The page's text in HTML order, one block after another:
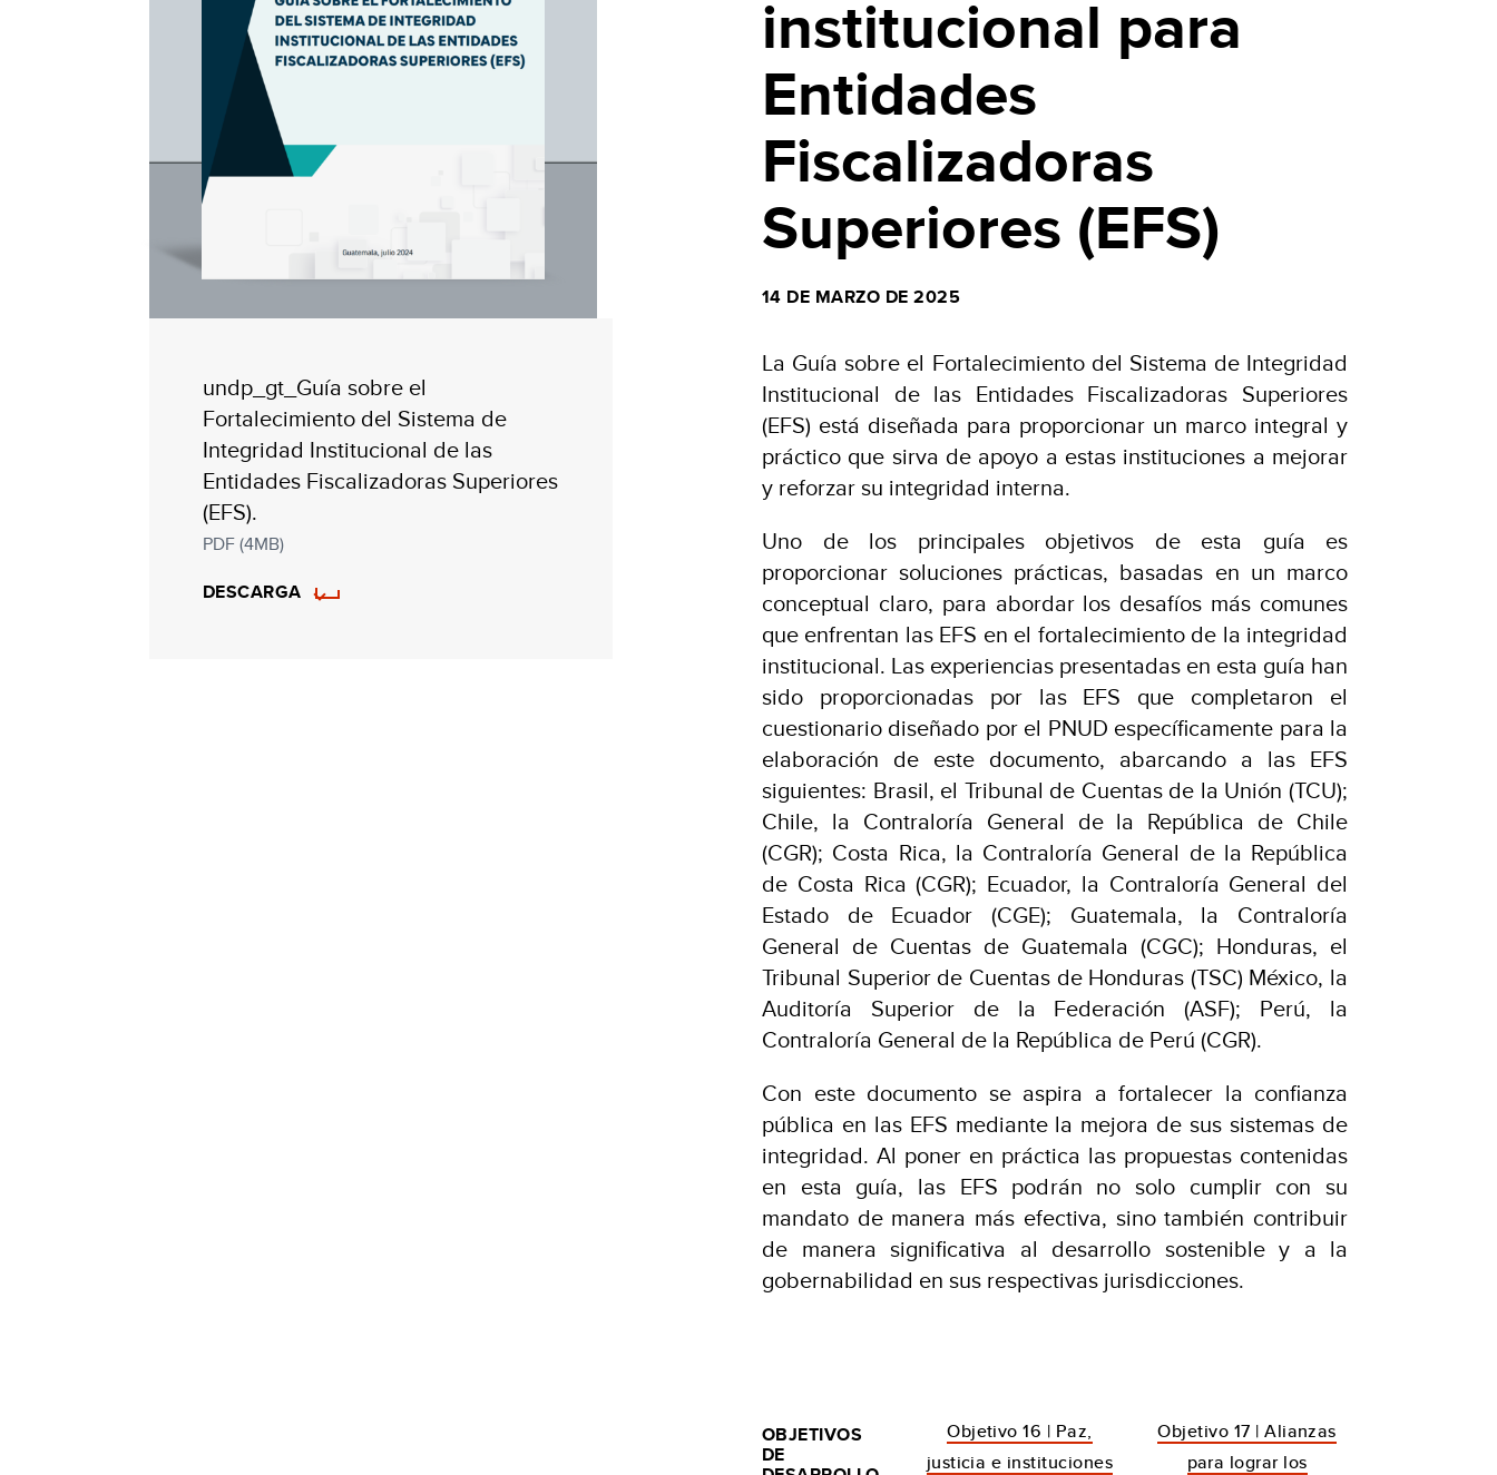
undp_gt_Guía sobre el
Fortalecimiento del Sistema de
Integridad Institucional de las
Entidades Fiscalizadoras Superiores
(EFS).
PDF (4MB)
DESCARGA
institucional para
Entidades
Fiscalizadoras
Superiores (EFS)
14 DE MARZO DE 2025
La Guía sobre el Fortalecimiento del Sistema de Integridad
Institucional de las Entidades Fiscalizadoras Superiores
(EFS) está diseñada para proporcionar un marco integral y
práctico que sirva de apoyo a estas instituciones a mejorar
y reforzar su integridad interna.
Uno de los principales objetivos de esta guía es
proporcionar soluciones prácticas, basadas en un marco
conceptual claro, para abordar los desafíos más comunes
que enfrentan las EFS en el fortalecimiento de la integridad
institucional. Las experiencias presentadas en esta guía han
sido proporcionadas por las EFS que completaron el
cuestionario diseñado por el PNUD específicamente para la
elaboración de este documento, abarcando a las EFS
siguientes: Brasil, el Tribunal de Cuentas de la Unión (TCU);
Chile, la Contraloría General de la República de Chile
(CGR); Costa Rica, la Contraloría General de la República
de Costa Rica (CGR); Ecuador, la Contraloría General del
Estado de Ecuador (CGE); Guatemala, la Contraloría
General de Cuentas de Guatemala (CGC); Honduras, el
Tribunal Superior de Cuentas de Honduras (TSC) México, la
Auditoría Superior de la Federación (ASF); Perú, la
Contraloría General de la República de Perú (CGR).
Con este documento se aspira a fortalecer la confianza
pública en las EFS mediante la mejora de sus sistemas de
integridad. Al poner en práctica las propuestas contenidas
en esta guía, las EFS podrán no solo cumplir con su
mandato de manera más efectiva, sino también contribuir
de manera significativa al desarrollo sostenible y a la
gobernabilidad en sus respectivas jurisdicciones.
OBJETIVOS
DE
Objetivo 16 | Paz,
justicia e instituciones
Objetivo 17 | Alianzas
para lograr los